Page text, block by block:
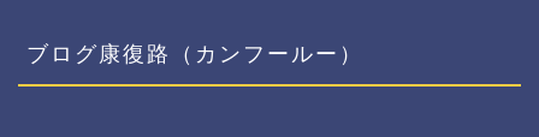
ブログ康復路（カンフールー）